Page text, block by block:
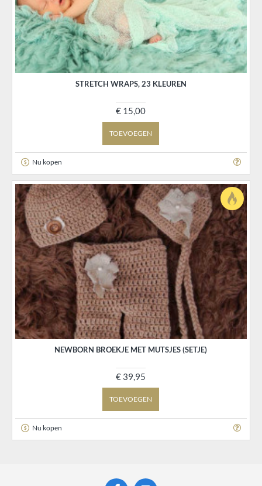
STRETCH WRAPS, 23 KLEUREN
€ 15,00
TOEVOEGEN
Nu kopen
NEWBORN BROEKJE MET MUTSJES (SETJE)
€ 39,95
TOEVOEGEN
Nu kopen